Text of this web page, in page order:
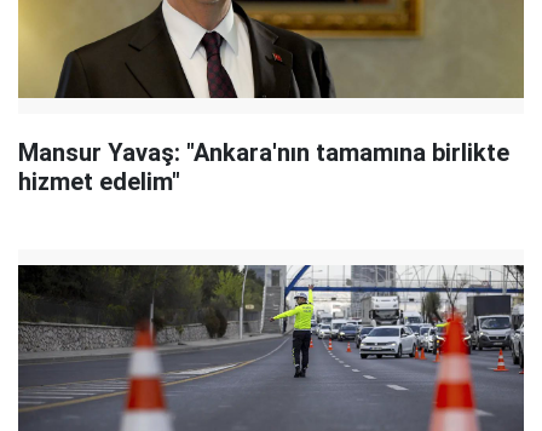
Mansur Yavaş: "Ankara'nın tamamına birlikte
hizmet edelim"